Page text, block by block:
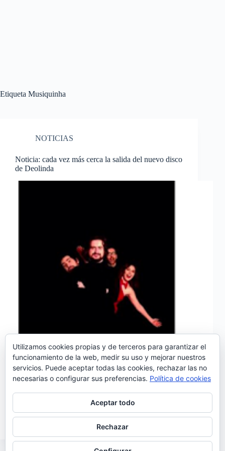
Etiqueta Musiquinha
NOTICIAS
Noticia: cada vez más cerca la salida del nuevo disco
de Deolinda
Ayer por fin, en la página de Facebook de
Deolinda, veíamos una actualización que nos
llenaba de alegría: El grupo portugués en
plena sesión de fotos para lo que…
Noemí Sánchez
17/12/2015
Utilizamos cookies propias y de terceros para garantizar el
funcionamiento de la web, medir su uso y mejorar nuestros
servicios. Puede aceptar todas las cookies, rechazar las no
necesarias o configurar sus preferencias. Política de cookies
Aceptar todo
Rechazar